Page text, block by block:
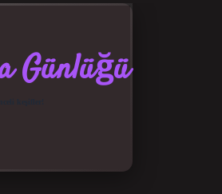
Günlüğü